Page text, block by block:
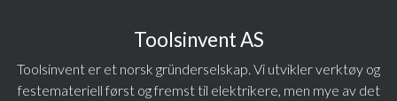
Toolsinvent AS
Toolsinvent er et norsk gründerselskap. Vi utvikler verktøy og
festemateriell først og fremst til elektrikere, men mye av det